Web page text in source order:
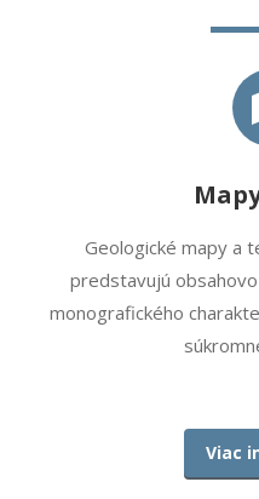
Geologické mapy a
predstavujú
monografického
Viac